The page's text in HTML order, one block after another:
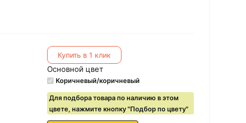
Купить в 1 клик
Основной цвет
Коричневый/коричневый
Для подбора товара по наличию в этом
цвете, нажмите кнопку "Подбор по цвету"